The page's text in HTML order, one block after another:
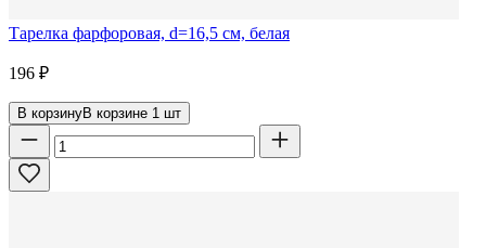
Тарелка фарфоровая, d=16,5 см, белая
196 ₽
В корзинуВ корзине 1 шт